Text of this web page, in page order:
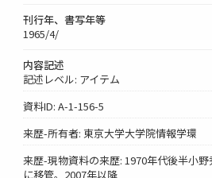
刊行年、書写年等
1965/4/
内容記述
記述レベル: アイテム
資料ID: A-1-156-5
来歴-所有者: 東京大学大学院情報学環
来歴-現物資料の来歴: 1970年代後半小
に移管。2007年以降